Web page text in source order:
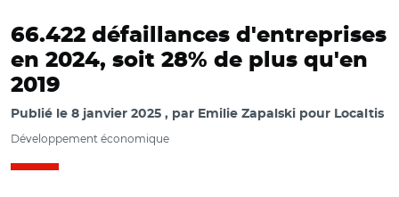
66.422 défaillances d'entreprises
en 2024, soit 28% de plus qu'en
2019
Publié le 8 janvier 2025 par Emilie Zapalski pour Localtis
Développement économique